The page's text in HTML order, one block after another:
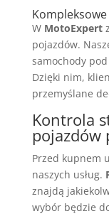
W MotoExpert
pojazdów.
samochody
Dzięki nim,
przemyślane
Kontrola
pojazdów
Przed kupnem
naszych usług.
znajdą
wybór będzie